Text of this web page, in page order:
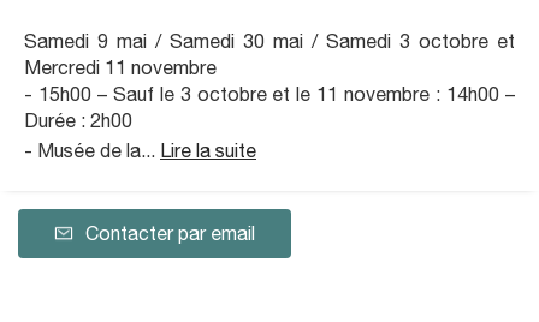
Samedi 9 mai / Samedi 30 mai / Samedi 3 octobre et
Mercredi 11 novembre
- 15h00 – Sauf le 3 octobre et le 11 novembre : 14h00 –
Durée : 2h00
- Musée de la... Lire la suite
Contacter par email